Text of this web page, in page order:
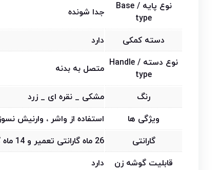
نوع پایه / Base
type
جدا شونده
دسته کمکی
دارد
نوع دسته / Handle
type
متصل به بدنه
رنگ
مشکی _ نقره ای _ زرد
ویژگی ها
استفاده از واشر ، وارنیش
گارانتی
26 ماه گارانتی تعمیر و 14 ماه گارنتی تعویض
قابلیت گوشه زن
دارد